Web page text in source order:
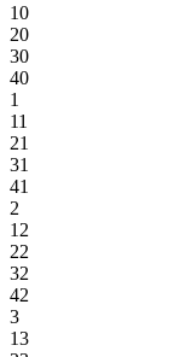
10
20
30
40
1
11
21
31
41
2
12
22
32
42
3
13